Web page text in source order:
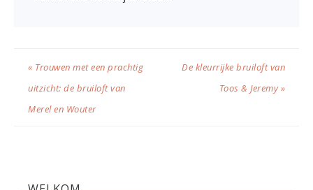
« Trouwen met een prachtig
uitzicht: de bruiloft van
Merel en Wouter
De kleurrijke bruiloft van
Toos & Jeremy »